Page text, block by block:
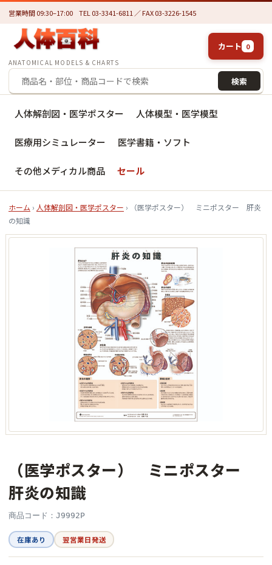
営業時間 09:30–17:00 TEL 03-3341-6811 ／ FAX 03-3226-1545
ANATOMICAL MODELS & CHARTS
検索
カート 0
人体解剖図・医学ポスター 人体模型・医学模型
医療用シミュレーター 医学書籍・ソフト
その他メディカル商品 セール
ホーム › 人体解剖図・医学ポスター › （医学ポスター） ミニポスター 肝炎
の知識
（医学ポスター） ミニポスター
肝炎の知識
商品コード：J9992P
在庫あり 翌営業日発送